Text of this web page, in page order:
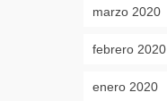
marzo 2020
febrero 2020
enero 2020